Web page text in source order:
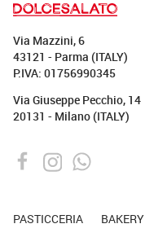
Via Mazzini, 6
43121 - Parma (ITALY)
P.IVA: 01756990345
Via Giuseppe Pecchio, 14
20131 - Milano (ITALY)
PASTICCERIA BAKERY